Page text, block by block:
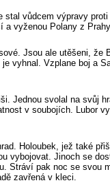
stal vůdcem výpravy proti
a vyženou Polany z
Jsou ale utěšeni, že
vyhnal. Vzplane boj a
Jednou svolal na svůj
v soubojích. Lubor
Holoubek, jež také
vybojovat. Jinoch se
Stráví pak noc se svou
zavřená v kleci.